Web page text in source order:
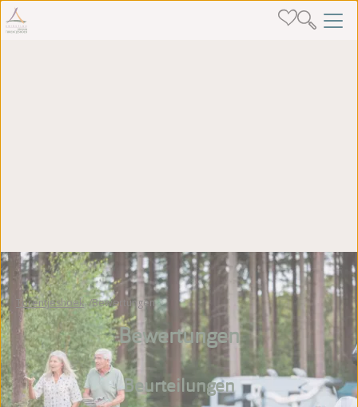
Torentjeshoek Bewertungen
Bewertungen
Beurteilungen